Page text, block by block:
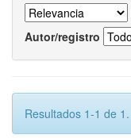
Autor/registro
Resultados 1-1 de 1.